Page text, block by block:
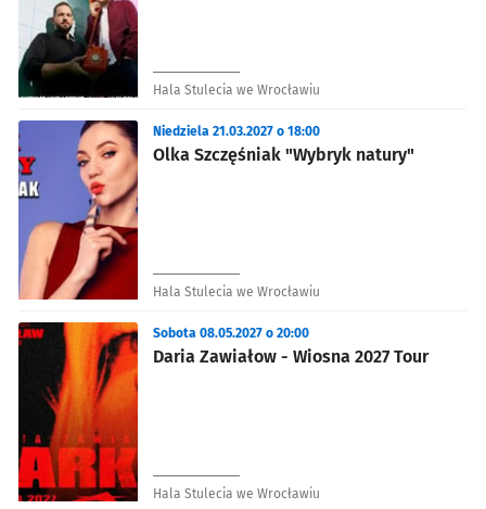
Hala Stulecia we Wrocławiu
Olka Szczęśniak "Wybryk natury"
Niedziela 21.03.2027 o 18:00
Hala Stulecia we Wrocławiu
Daria Zawiałow - Wiosna 2027 Tour
Sobota 08.05.2027 o 20:00
Hala Stulecia we Wrocławiu